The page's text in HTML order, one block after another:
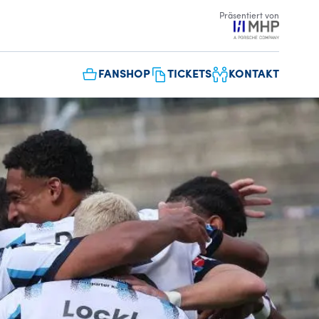
Präsentiert von
FANSHOP TICKETS KONTAKT